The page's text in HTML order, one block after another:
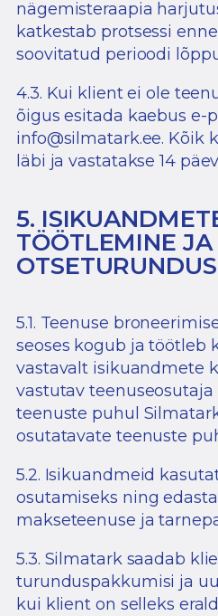
nägemisteraapia
katkestab protsessi
soovitatud perioodi
4.3. Kui klient ei ole
õigus esitada kaebus e-
info@silmatark.ee. Kõik
läbi ja vastatakse 14
5.
TÖÖTLEMINE JA
OTSETURUNDUS
5.1. Teenuse
seoses kogub ja töötleb
vastavalt isikuandmete
vastutav
teenuste puhul
osutatavate teenuste
5.2. Isikuandmeid
osutamiseks ning
makseteenuse ja
5.3. Silmatark saadab
turunduspakkumisi ja
kui klient on selleks